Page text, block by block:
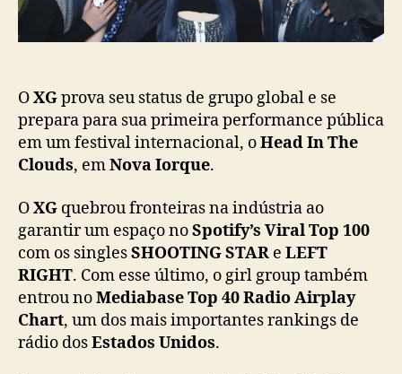
ç
ã
n
e
p
d
o
t
i
v
a
l
“
OXGprova seu status de grupo global e se
prepara para sua primeira performance pública
em um festival internacional, oHead In The
Clouds, emNova Iorque.
OXG quebrou fronteiras na indústria ao
garantir um espaço noSpotify’s Viral Top 100
com os singlesSHOOTING STAR e LEFT
RIGHT. Com esse último, o girl group também
entrou noMediabase Top 40 Radio Airplay
Chart, um dos mais importantes rankings de
rádio dosEstados Unidos.